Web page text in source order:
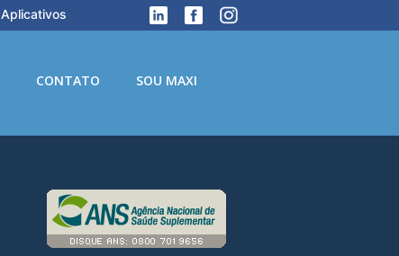
Aplicativos
CONTATO SOU MAXI